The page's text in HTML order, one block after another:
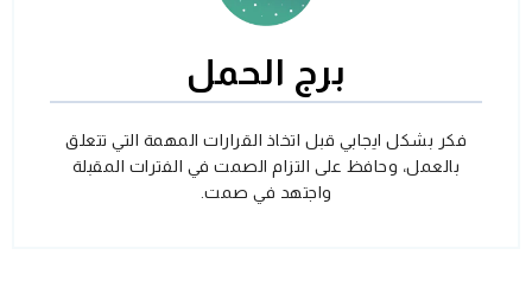
برج الحمل
فكر بشكل ايجابي قبل اتخاذ القرارات المهمة التي تتعلق
بالعمل، وحافظ على التزام الصمت في الفترات المقبلة
واجتهد في صمت.